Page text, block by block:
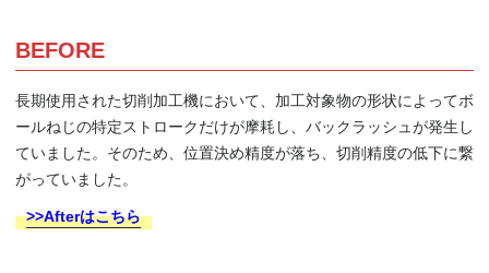
BEFORE
長期使用された切削加工機において、加工対象物の形状によってボ
ールねじの特定ストロークだけが摩耗し、バックラッシュが発生し
ていました。そのため、位置決め精度が落ち、切削精度の低下に繋
がっていました。
>>Afterはこちら